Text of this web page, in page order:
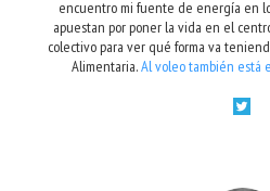
encuentro mi fuente de energía en
apuestan por poner la vida en el
colectivo para ver qué forma va
Alimentaria.Al voleo también está